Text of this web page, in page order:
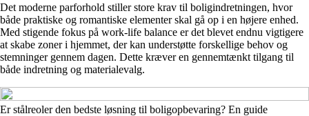
Det moderne parforhold stiller store krav til boligindretningen, hvor
både praktiske og romantiske elementer skal gå op i en højere enhed.
Med stigende fokus på work-life balance er det blevet endnu vigtigere
at skabe zoner i hjemmet, der kan understøtte forskellige behov og
stemninger gennem dagen. Dette kræver en gennemtænkt tilgang til
både indretning og materialevalg.
Er stålreoler den bedste løsning til boligopbevaring? En guide